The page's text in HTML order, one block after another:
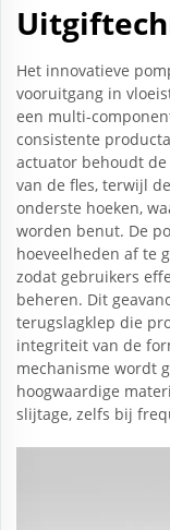
Het innovatieve
vooruitgang in
een multi-
consistente
actuator behoudt
van de fles, terwijl
onderste hoeken,
worden benut. De
hoeveelheden af te
zodat gebruikers
beheren. Dit
terugslagklep die
integriteit van de
mechanisme wordt
hoogwaardige
slijtage, zelfs bij